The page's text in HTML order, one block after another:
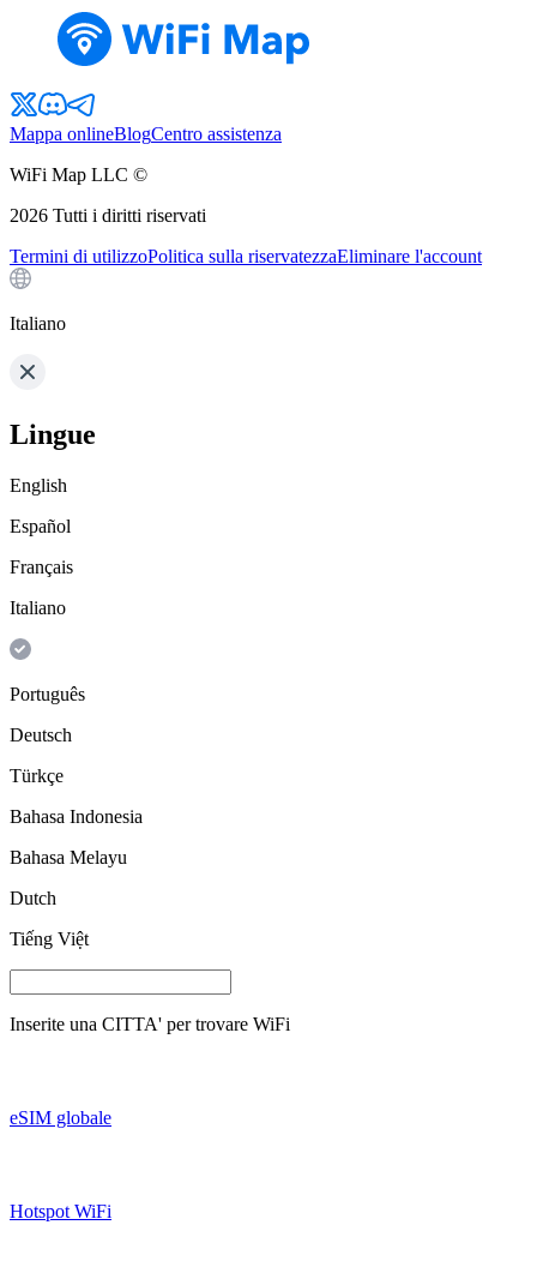
Mappa onlineBlogCentro assistenza
WiFi Map LLC ©
2026 Tutti i diritti riservati
Termini di utilizzoPolitica sulla riservatezzaEliminare l'account
Italiano
Lingue
English
Español
Français
Italiano
Português
Deutsch
Türkçe
Bahasa Indonesia
Bahasa Melayu
Dutch
Tiếng Việt
Inserite una CITTA' per trovare WiFi
eSIM globale
Hotspot WiFi